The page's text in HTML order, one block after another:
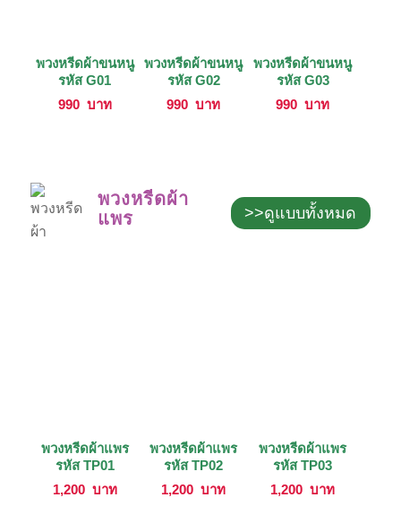
พวงหรีดผ้าขนหนู
รหัส G01
990 บาท
พวงหรีดผ้าขนหนู
รหัส G02
990 บาท
พวงหรีดผ้าขนหนู
รหัส G03
990 บาท
พวงหรีดผ้า
แพร
>>ดูแบบทั้งหมด
พวงหรีดผ้าแพร
รหัส TP01
1,200 บาท
พวงหรีดผ้าแพร
รหัส TP02
1,200 บาท
พวงหรีดผ้าแพร
รหัส TP03
1,200 บาท